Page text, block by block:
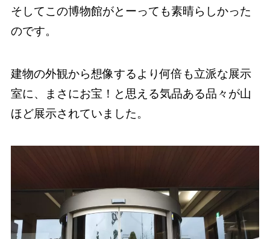
そしてこの博物館がとーっても素晴らしかった
のです。
建物の外観から想像するより何倍も立派な展示
室に、まさにお宝！と思える気品ある品々が山
ほど展示されていました。